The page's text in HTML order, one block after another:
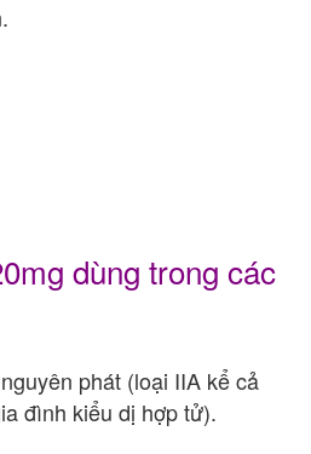
dùng trong các
phát (loại IIA kể cả
đình kiểu dị hợp tử).